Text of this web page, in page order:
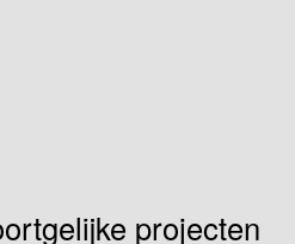
projecten